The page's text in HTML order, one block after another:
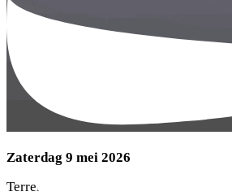
Zaterdag 9 mei 2026
Terrein open: 13:30 uur – 01:30 uur